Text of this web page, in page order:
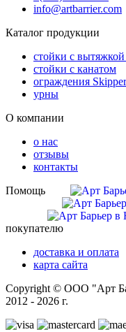
info@artbarrier.com
Каталог продукции
стойки с
стойки с канатом
ограждения Skipper
урны
О компании
о нас
отзывы
контакты
Помощь
покупателю
доставка и оплата
карта сайта
Copyright © ООО "Арт
2012 - 2026 г.